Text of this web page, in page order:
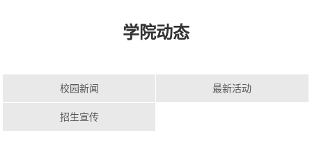
学院动态
校园新闻 最新活动
招生宣传